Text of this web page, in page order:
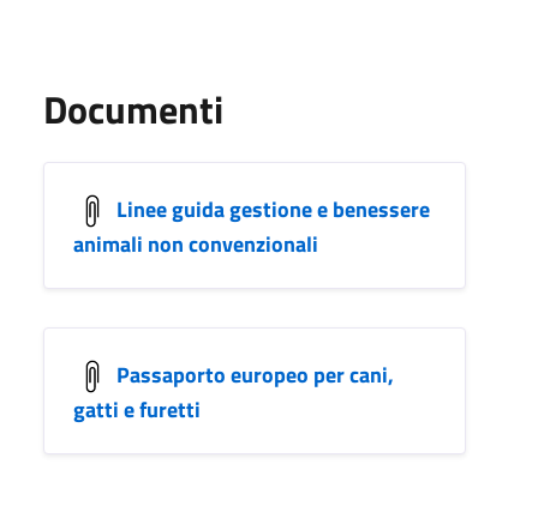
Documenti
Linee guida gestione e benessere
animali non convenzionali
Passaporto europeo per cani,
gatti e furetti